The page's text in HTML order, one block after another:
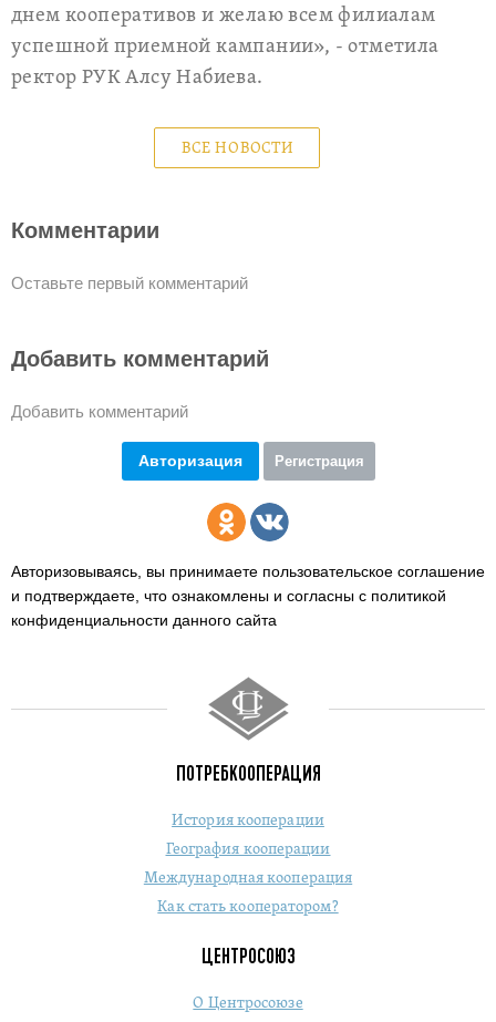
днем кооперативов и желаю всем филиалам
успешной приемной кампании», - отметила
ректор РУК Алсу Набиева.
ВСЕ НОВОСТИ
Комментарии
Оставьте первый комментарий
Добавить комментарий
Добавить комментарий
Авторизация Регистрация
Авторизовываясь, вы принимаете пользовательское соглашение
и подтверждаете, что ознакомлены и согласны с политикой
конфиденциальности данного сайта
ПОТРЕБКООПЕРАЦИЯ
История кооперации
География кооперации
Международная кооперация
Как стать кооператором?
ЦЕНТРОСОЮЗ
О Центросоюзе